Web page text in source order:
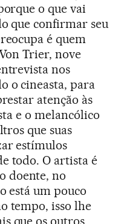
o que vai
que confirmar seu
é quem
Trier, nove
nos
o cineasta, para
atenção às
e o melancólico
que suas
estímulos
todo. O artista é
doente, no
está um pouco
tempo, isso lhe
que os outros.